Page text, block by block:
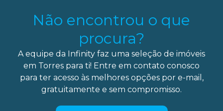
Não encontrou o que
procura?
A equipe da Infinity faz uma seleção de imóveis
em Torres para ti! Entre em contato conosco
para ter acesso às melhores opções por e-mail,
gratuitamente e sem compromisso.